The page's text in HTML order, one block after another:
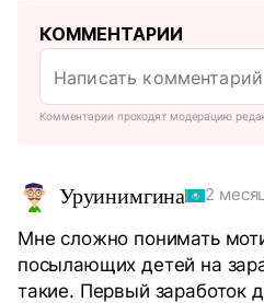
КОММЕНТАРИИ
Комментарии проходят модерацию
Уруинимгина 2
Мне сложно понимать
посылающих детей на
такие. Первый заработок